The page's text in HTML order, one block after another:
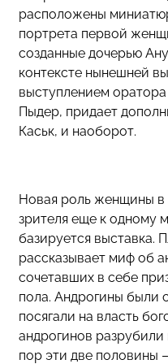
расположены
портрета первой
созданные дочерью
контексте нынешней
выступлением
Пыдер, придает
Каськ, и наоборот.
Новая роль женщины
зрителя еще к одному
базируется выставка.
рассказывает миф об
сочетавших в себе
пола. Андрогины были
посягали на власть
андрогинов
пор эти две половины